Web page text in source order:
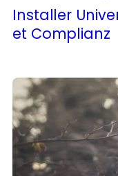
Installer
et Complianz